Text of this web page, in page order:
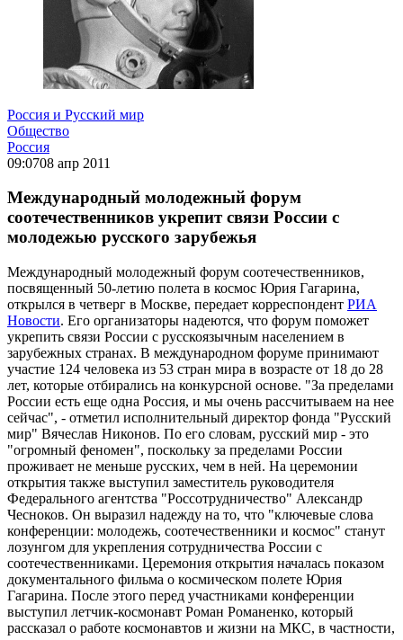
Россия и Русский мир
Общество
Россия
09:0708 апр 2011
Международный молодежный форум
соотечественников укрепит связи России с
молодежью русского зарубежья
Международный молодежный форум соотечественников,
посвященный 50-летию полета в космос Юрия Гагарина,
открылся в четверг в Москве, передает корреспондент РИА
Новости. Его организаторы надеются, что форум поможет
укрепить связи России с русскоязычным населением в
зарубежных странах. В международном форуме принимают
участие 124 человека из 53 стран мира в возрасте от 18 до 28
лет, которые отбирались на конкурсной основе. "За пределами
России есть еще одна Россия, и мы очень рассчитываем на нее
сейчас", - отметил исполнительный директор фонда "Русский
мир" Вячеслав Никонов. По его словам, русский мир - это
"огромный феномен", поскольку за пределами России
проживает не меньше русских, чем в ней. На церемонии
открытия также выступил заместитель руководителя
Федерального агентства "Россотрудничество" Александр
Чесноков. Он выразил надежду на то, что "ключевые слова
конференции: молодежь, соотечественники и космос" станут
лозунгом для укрепления сотрудничества России с
соотечественниками. Церемония открытия началась показом
документального фильма о космическом полете Юрия
Гагарина. После этого перед участниками конференции
выступил летчик-космонавт Роман Романенко, который
рассказал о работе космонавтов и жизни на МКС, в частности,